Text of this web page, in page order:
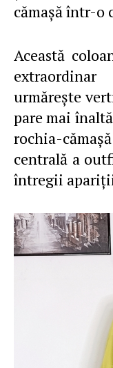
cămaşă într-o
Această
urmăreşte
pare mai
rochia-
centrală a
întregii